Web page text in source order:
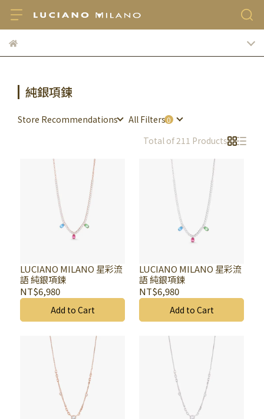
純銀項鍊
Store Recommendations
All Filters
Total of 211 Products
LUCIANO MILANO 星彩流
語 純銀項鍊
NT$6,980
Add to Cart
LUCIANO MILANO 星彩流
語 純銀項鍊
NT$6,980
Add to Cart